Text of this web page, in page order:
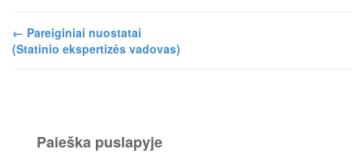
← Pareiginiai nuostatai
(Statinio ekspertizės vadovas)
Paieška puslapyje